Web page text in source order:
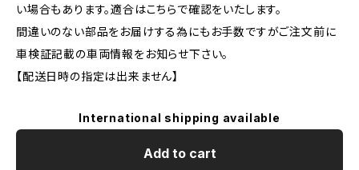
い場合もあります。適合はこちらで確認をいたします。
間違いのない部品をお届けする為にもお手数ですがご注文前に
車検証記載の車両情報をお知らせ下さい。
【配送日時の指定は出来ません】
International shipping available
Add to cart